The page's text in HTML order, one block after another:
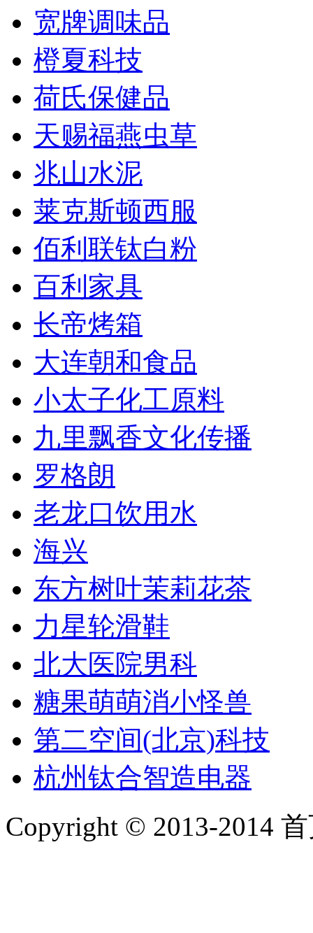
宽牌调味品
橙夏科技
荷氏保健品
天赐福燕虫草
兆山水泥
莱克斯顿西服
佰利联钛白粉
百利家具
长帝烤箱
大连朝和食品
小太子化工原料
九里飘香文化传播
罗格朗
老龙口饮用水
海兴
东方树叶茉莉花茶
力星轮滑鞋
北大医院男科
糖果萌萌消小怪兽
第二空间(北京)科技
杭州钛合智造电器
Copyright © 2013-2014